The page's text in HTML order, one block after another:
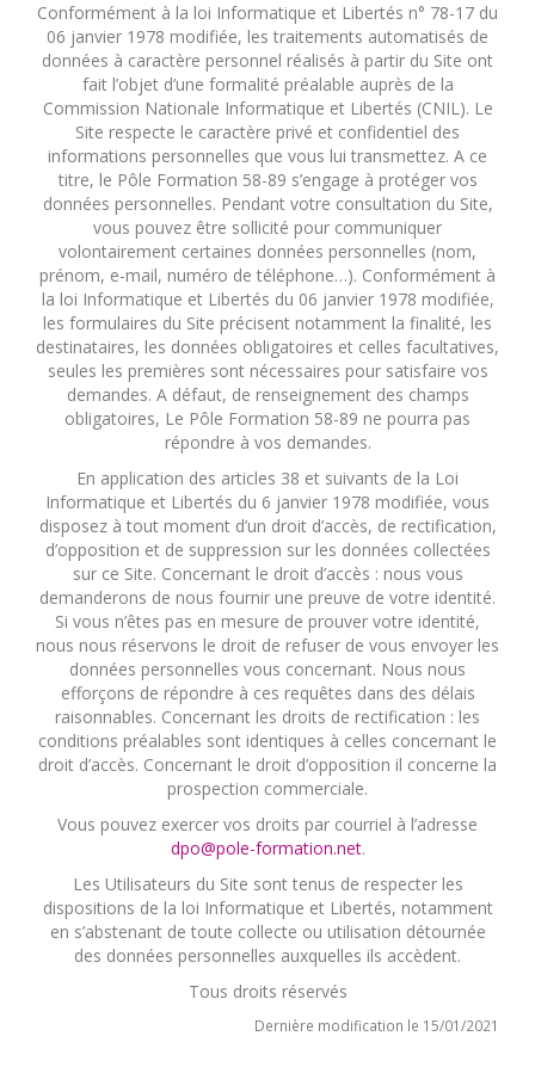
Conformément à la loi Informatique et Libertés n° 78-17 du
06 janvier 1978 modifiée, les traitements automatisés de
données à caractère personnel réalisés à partir du Site ont
fait l’objet d’une formalité préalable auprès de la
Commission Nationale Informatique et Libertés (CNIL). Le
Site respecte le caractère privé et confidentiel des
informations personnelles que vous lui transmettez. A ce
titre, le Pôle Formation 58-89 s’engage à protéger vos
données personnelles. Pendant votre consultation du Site,
vous pouvez être sollicité pour communiquer
volontairement certaines données personnelles (nom,
prénom, e-mail, numéro de téléphone…). Conformément à
la loi Informatique et Libertés du 06 janvier 1978 modifiée,
les formulaires du Site précisent notamment la finalité, les
destinataires, les données obligatoires et celles facultatives,
seules les premières sont nécessaires pour satisfaire vos
demandes. A défaut, de renseignement des champs
obligatoires, Le Pôle Formation 58-89 ne pourra pas
répondre à vos demandes.
En application des articles 38 et suivants de la Loi
Informatique et Libertés du 6 janvier 1978 modifiée, vous
disposez à tout moment d’un droit d’accès, de rectification,
d’opposition et de suppression sur les données collectées
sur ce Site. Concernant le droit d’accès : nous vous
demanderons de nous fournir une preuve de votre identité.
Si vous n’êtes pas en mesure de prouver votre identité,
nous nous réservons le droit de refuser de vous envoyer les
données personnelles vous concernant. Nous nous
efforçons de répondre à ces requêtes dans des délais
raisonnables. Concernant les droits de rectification : les
conditions préalables sont identiques à celles concernant le
droit d’accès. Concernant le droit d’opposition il concerne la
prospection commerciale.
Vous pouvez exercer vos droits par courriel à l’adresse
dpo@pole-formation.net.
Les Utilisateurs du Site sont tenus de respecter les
dispositions de la loi Informatique et Libertés, notamment
en s’abstenant de toute collecte ou utilisation détournée
des données personnelles auxquelles ils accèdent.
Tous droits réservés
Dernière modification le 15/01/2021